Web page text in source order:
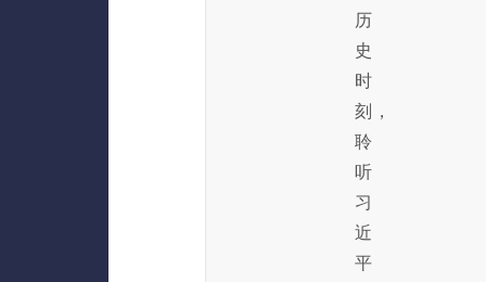
历
史
时
刻，
聆
听
习
近
平